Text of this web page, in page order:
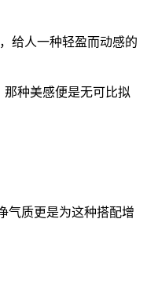
给人一种轻盈而动感的
种美感便是无可比拟
气质更是为这种搭配增